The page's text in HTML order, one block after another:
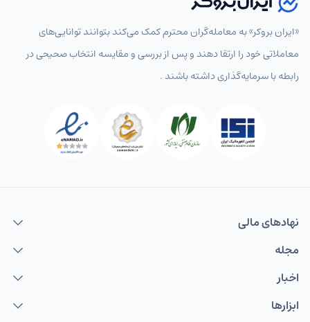
«ایران بروکر» به معامله‌گران محترم کمک می‌کند بتوانند توانایی‌های
معاملاتی خود را ارتقا دهند و پس از بررسی و مقایسه انتخاب‌ صحیحی در
رابطه با سرمایه‌گذاری داشته باشند .
نهاد‌های مالی
مجله
اخبار
ابزارها